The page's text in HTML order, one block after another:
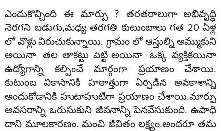
ఎందుకొచ్చింది ఈ మార్పు ? తరతరాలుగా అభివృద్ధి
నెరగని బడుగు,మధ్య తరగతి కుటుంబాలు గత 20 ఏళ్ల
లో వొళ్లు విరుచుకున్నాయి. గ్రామం లో ఆస్తుల్ని అమ్ముకుని
అయినా, తల తాకట్టు పెట్టి అయినా -ఒక్క వ్యక్తికయినా
ఉద్యోగాన్ని కల్పించే మార్గంగా ప్రయాణం చేశాయి.
కుటుంబ వికాసానికి హఠాత్తుగా ఏర్పడిన అవకాశాన్ని
అందుకోడానికి హుటాహుటిగా ప్రయాణం చేశాయి.మార్పు
అవసరాన్ని ఒరుసుకుని జీవనాన్ని పెనవేసుకుంది. ఉపాధి
దాని మూలకారణం. మంచి జీవితం లక్ష్యం.అందరూ తమ